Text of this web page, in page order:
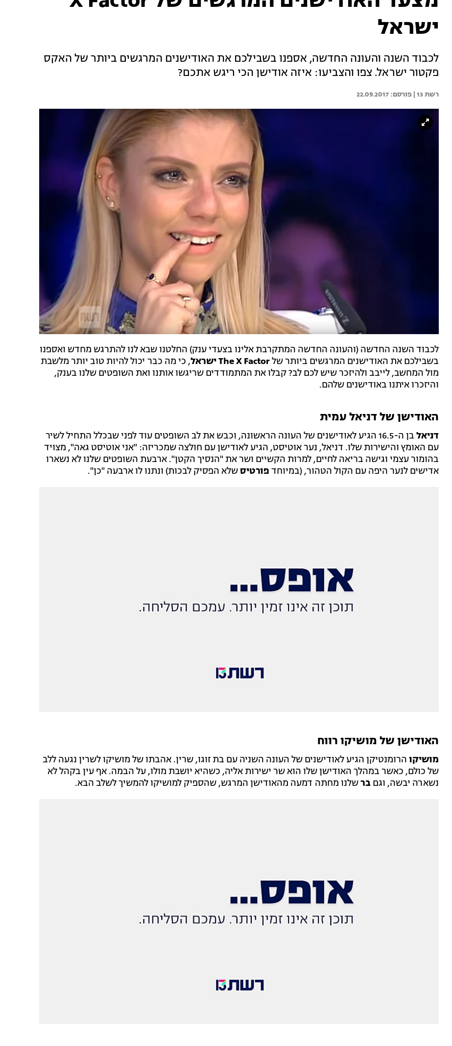
ישראל
לכבוד השנה והעונה החדשה, אספנו בשבילכם את האודישנים המרגשים ביותר של האקס
פקטור ישראל. צפו והצביעו: איזה אודישן הכי ריגש אתכם?
רשת 13 | 22.09.2017
לכבוד השנה החדשה (והעונה החדשה המתקרבת אלינו בצעדי ענק) החלטנו שבא לנו להתרגש מחדש ואספנו
בשבילכם את האודישנים המרגשים ביותר שלThe X Factor ישראל
, כי מה כבר יכול להיות טוב יותר מלשבת
מול המחשב, לייבב ולהיזכר שיש לכם לב? קבלו את המתמודדים שריגשו אותנו ואת השופטים שלנו בענק,
והיזכרו איתנו באודישנים שלהם.
האודישן של דניאל עמית
דניאל
בן ה-16.5 הגיע לאודישנים של העונה הראשונה, וכבש את לב השופטים עוד לפני שבכלל התחיל לשיר
עם האומץ והישירות שלו. דניאל, נער אוטיסט, הגיע לאודישן עם חולצה שמכריזה: "אני אוטיסט גאה", מצויד
בהומור עצמי וגישה בריאה לחיים, למרות הקשיים ושר את "הנסיך הקטן". ארבעת השופטים שלנו לא נשארו
אדישים לנער היפה עם הקול הטהור, (במיוחד פורטיסשלא הפסיק לבכות) ונתנו לו ארבעה "כן".
האודישן של מושיקו רווח
מושיקו הרומנטיקן הגיע לאודישנים של העונה השניה עם בת זוגו, שרין. אהבתו של מושיקו לשרין נגעה ללב
של כולם, כאשר במהלך האודישן שלו הוא שר ישירות אליה, כשהיא יושבת מולו, על הבמה. אף עין בקהל לא
נשארה יבשה, וגם ברשלנו מחתה דמעה מהאודישן המרגש, שהספיק למושיקו להמשיך לשלב הבא.